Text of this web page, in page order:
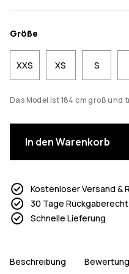
Größe
XXS XS S
Das Model ist 184 cm groß und
In den Warenkorb
Kostenloser Versand &
30 Tage Rückgaberecht
Schnelle Lieferung
Beschreibung